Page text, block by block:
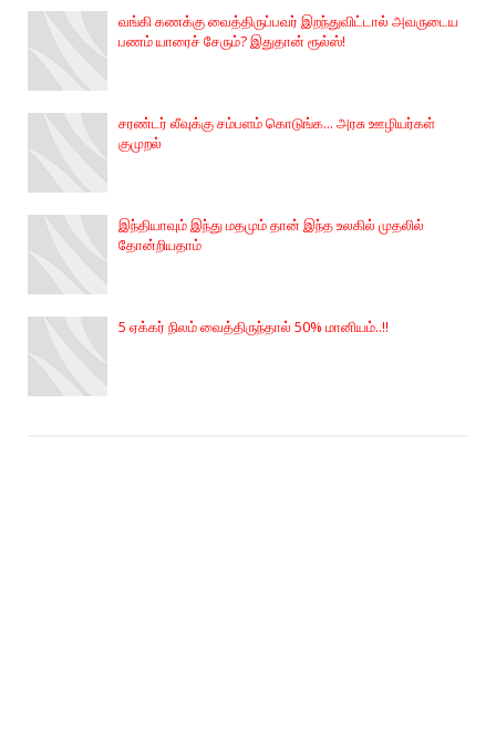
வங்கி கணக்கு வைத்திருப்பவர் இறந்துவிட்டால் அவருடைய
பணம் யாரைச் சேரும்? இதுதான் ரூல்ஸ்!
சரண்டர் லீவுக்கு சம்பளம் கொடுங்க... அரசு ஊழியர்கள்
குமுறல்
இந்தியாவும் இந்து மதமும் தான் இந்த உலகில் முதலில்
தோன்றியதாம்
5 ஏக்கர் நிலம் வைத்திருந்தால் 50% மானியம்..!!